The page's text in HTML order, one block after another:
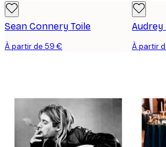
Sean Connery Toile
À partir de 59 €
Audrey
À partir